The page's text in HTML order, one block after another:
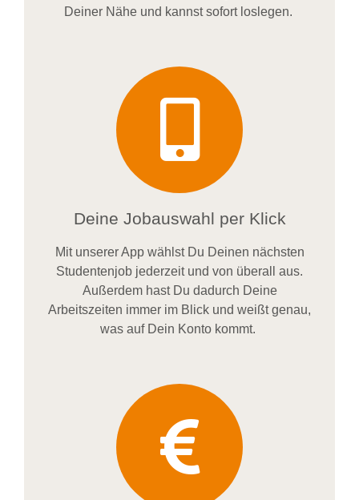
Deiner Nähe und kannst sofort loslegen.
Deine Jobauswahl per Klick
Mit unserer App wählst Du Deinen nächsten
Studentenjob jederzeit und von überall aus.
Außerdem hast Du dadurch Deine
Arbeitszeiten immer im Blick und weißtgenau,
was auf Dein Konto kommt.